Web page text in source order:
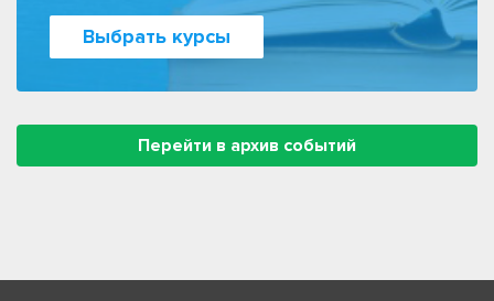
Выбрать курсы
Перейти в архив событий